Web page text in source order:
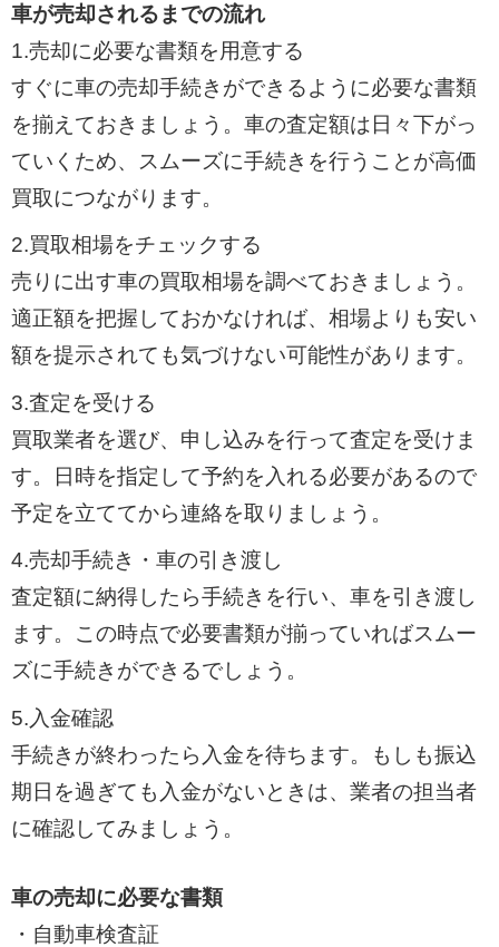
車が売却されるまでの流れ
1.売却に必要な書類を用意する
すぐに車の売却手続きができるように必要な書類
を揃えておきましょう。車の査定額は日々下がっ
ていくため、スムーズに手続きを行うことが高価
買取につながります。
2.買取相場をチェックする
売りに出す車の買取相場を調べておきましょう。
適正額を把握しておかなければ、相場よりも安い
額を提示されても気づけない可能性があります。
3.査定を受ける
買取業者を選び、申し込みを行って査定を受けま
す。日時を指定して予約を入れる必要があるので
予定を立ててから連絡を取りましょう。
4.売却手続き・車の引き渡し
査定額に納得したら手続きを行い、車を引き渡し
ます。この時点で必要書類が揃っていればスムー
ズに手続きができるでしょう。
5.入金確認
手続きが終わったら入金を待ちます。もしも振込
期日を過ぎても入金がないときは、業者の担当者
に確認してみましょう。
車の売却に必要な書類
・自動車検査証